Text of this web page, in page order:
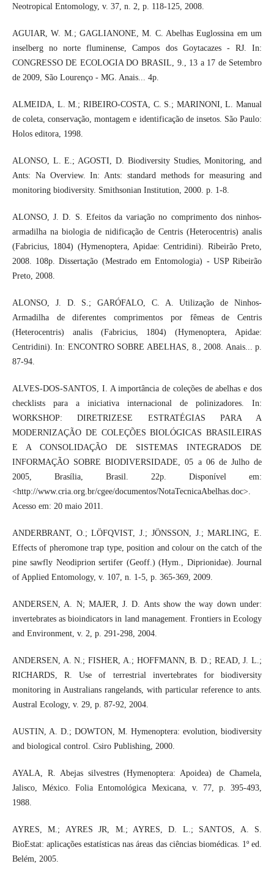
Neotropical Entomology, v. 37, n. 2, p. 118-125, 2008.
AGUIAR, W. M.; GAGLIANONE, M. C. Abelhas Euglossina em um
inselberg no norte fluminense, Campos dos Goytacazes - RJ. In:
CONGRESSO DE ECOLOGIA DO BRASIL, 9., 13 a 17 de Setembro
de 2009, São Lourenço - MG. Anais... 4p.
ALMEIDA, L. M.; RIBEIRO-COSTA, C. S.; MARINONI, L. Manual
de coleta, conservação, montagem e identificação de insetos. São Paulo:
Holos editora, 1998.
ALONSO, L. E.; AGOSTI, D. Biodiversity Studies, Monitoring, and
Ants: Na Overview. In: Ants: standard methods for measuring and
monitoring biodiversity. Smithsonian Institution, 2000. p. 1-8.
ALONSO, J. D. S. Efeitos da variação no comprimento dos ninhos-
armadilha na biologia de nidificação de Centris (Heterocentris) analis
(Fabricius, 1804) (Hymenoptera, Apidae: Centridini). Ribeirão Preto,
2008. 108p. Dissertação (Mestrado em Entomologia) - USP Ribeirão
Preto, 2008.
ALONSO, J. D. S.; GARÓFALO, C. A. Utilização de Ninhos-
Armadilha de diferentes comprimentos por fêmeas de Centris
(Heterocentris) analis (Fabricius, 1804) (Hymenoptera, Apidae:
Centridini). In: ENCONTRO SOBRE ABELHAS, 8., 2008. Anais... p.
87-94.
ALVES-DOS-SANTOS, I. A importância de coleções de abelhas e dos
checklists para a iniciativa internacional de polinizadores. In:
WORKSHOP: DIRETRIZESE ESTRATÉGIAS PARA A
MODERNIZAÇÃO DE COLEÇÕES BIOLÓGICAS BRASILEIRAS
E A CONSOLIDAÇÃO DE SISTEMAS INTEGRADOS DE
INFORMAÇÃO SOBRE BIODIVERSIDADE, 05 a 06 de Julho de
2005, Brasília, Brasil. 22p. Disponível em:
<http://www.cria.org.br/cgee/documentos/NotaTecnicaAbelhas.doc>.
Acesso em: 20 maio 2011.
ANDERBRANT, O.; LÖFQVIST, J.; JÖNSSON, J.; MARLING, E.
Effects of pheromone trap type, position and colour on the catch of the
pine sawfly Neodiprion sertifer (Geoff.) (Hym., Diprionidae). Journal
of Applied Entomology, v. 107, n. 1-5, p. 365-369, 2009.
ANDERSEN, A. N; MAJER, J. D. Ants show the way down under:
invertebrates as bioindicators in land management. Frontiers in Ecology
and Environment, v. 2, p. 291-298, 2004.
ANDERSEN, A. N.; FISHER, A.; HOFFMANN, B. D.; READ, J. L.;
RICHARDS, R. Use of terrestrial invertebrates for biodiversity
monitoring in Australians rangelands, with particular reference to ants.
Austral Ecology, v. 29, p. 87-92, 2004.
AUSTIN, A. D.; DOWTON, M. Hymenoptera: evolution, biodiversity
and biological control. Csiro Publishing, 2000.
AYALA, R. Abejas silvestres (Hymenoptera: Apoidea) de Chamela,
Jalisco, México. Folia Entomológica Mexicana, v. 77, p. 395-493,
1988.
AYRES, M.; AYRES JR, M.; AYRES, D. L.; SANTOS, A. S.
BioEstat: aplicações estatísticas nas áreas das ciências biomédicas. 1º ed.
Belém, 2005.